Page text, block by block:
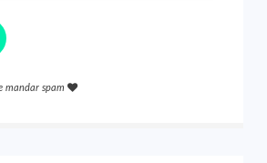
mandar spam